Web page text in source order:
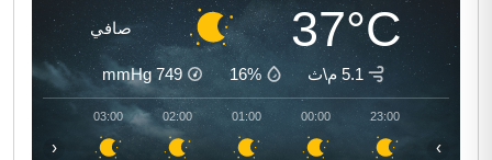
37°C صافي
5.1 م\ث 16%
749
mmHg
23:00
00:00
01:00
02:00
03:00
‹ ›